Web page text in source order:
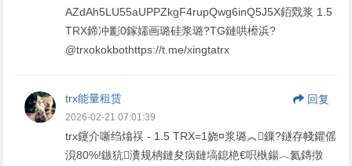
AZdAh5LU55aUPPZkgF4rupQwg6inQ5J5X銆戣浆 1.5
TRX鍗冲彲0鎵嬬画璐硅浆璐?TG鏈哄櫒浜?
@trxokokbothttps://t.me/xingtatrx
trx能量租赁 回复
2026-02-21 07:01:39
trx鑳介噺绉熻祦 - 1.5 TRX=1娆¤浆璐︽鏁?鐩存帴鑺傜
渷80%!鏃犺瀵规柟鏈夋病鏈塙鎴栬€呮槸鍚︿氦鏄撴